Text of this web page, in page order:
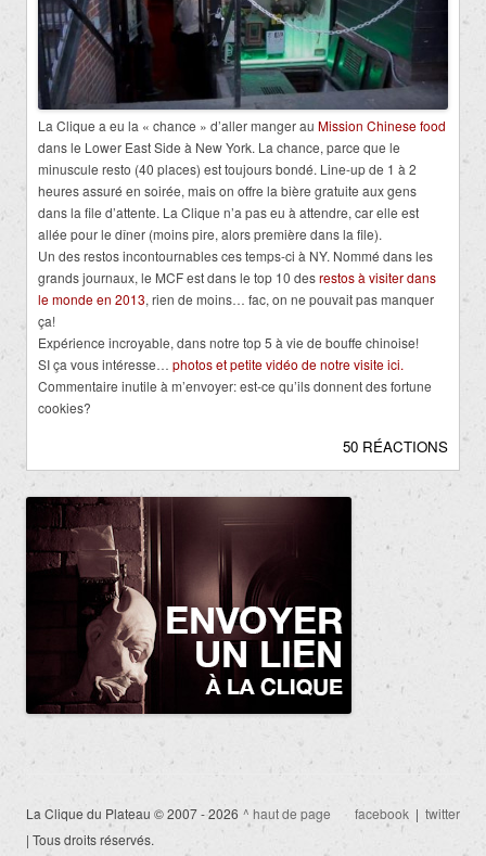
La Clique a eu la « chance » d’aller manger au Mission Chinese food
dans le Lower East Side à New York. La chance, parce que le
minuscule resto (40 places) est toujours bondé. Line-up de 1 à 2
heures assuré en soirée, mais on offre la bière gratuite aux gens
dans la file d’attente. La Clique n’a pas eu à attendre, car elle est
allée pour le dîner (moins pire, alors première dans la file).
Un des restos incontournables ces temps-ci à NY. Nommé dans les
grands journaux, le MCF est dans le top 10 desrestos à visiter dans
le monde en 2013, rien de moins… fac, on ne pouvait pas manquer
ça!
Expérience incroyable, dans notre top 5 à vie de bouffe chinoise!
SI ça vous intéresse… photos et petite vidéo de notre visite ici.
Commentaire inutile à m’envoyer: est-ce qu’ils donnent des fortune
cookies?
50 RÉACTIONS
La Clique du Plateau © 2007 - 2026
| Tous droits réservés.
^ haut de page facebook | twitter